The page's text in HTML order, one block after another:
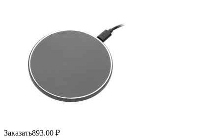
Заказать893.00 ₽